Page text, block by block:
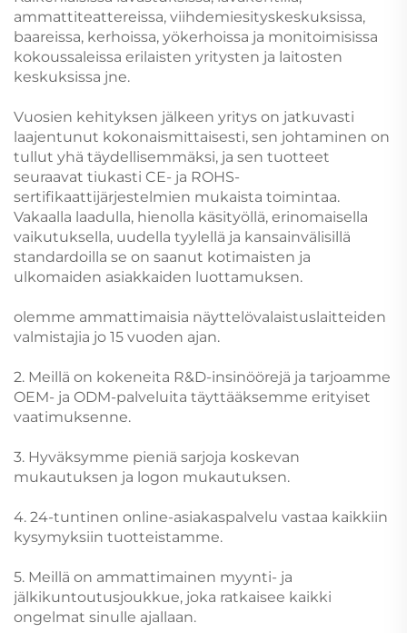
ammattiteattereissa, viihdemiesityskeskuksissa,
baareissa, kerhoissa, yökerhoissa ja monitoimisissa
kokoussaleissa erilaisten yritysten ja laitosten
keskuksissa jne.
Vuosien kehityksen jälkeen yritys on jatkuvasti
laajentunut kokonaismittaisesti, sen johtaminen on
tullut yhä täydellisemmäksi, ja sen tuotteet
seuraavat tiukasti CE- ja ROHS-
sertifikaattijärjestelmien mukaista toimintaa.
Vakaalla laadulla, hienolla käsityöllä, erinomaisella
vaikutuksella, uudella tyylellä ja kansainvälisillä
standardoilla se on saanut kotimaisten ja
ulkomaiden asiakkaiden luottamuksen.
olemme ammattimaisia näyttelövalaistuslaitteiden
valmistajia jo 15 vuoden ajan.
2. Meillä on kokeneita R&D-insinöörejä ja tarjoamme
OEM- ja ODM-palveluita täyttääksemme erityiset
vaatimuksenne.
3. Hyväksymme pieniä sarjoja koskevan
mukautuksen ja logon mukautuksen.
4. 24-tuntinen online-asiakaspalvelu vastaa kaikkiin
kysymyksiin tuotteistamme.
5. Meillä on ammattimainen myynti- ja
jälkikuntoutusjoukkue, joka ratkaisee kaikki
ongelmat sinulle ajallaan.